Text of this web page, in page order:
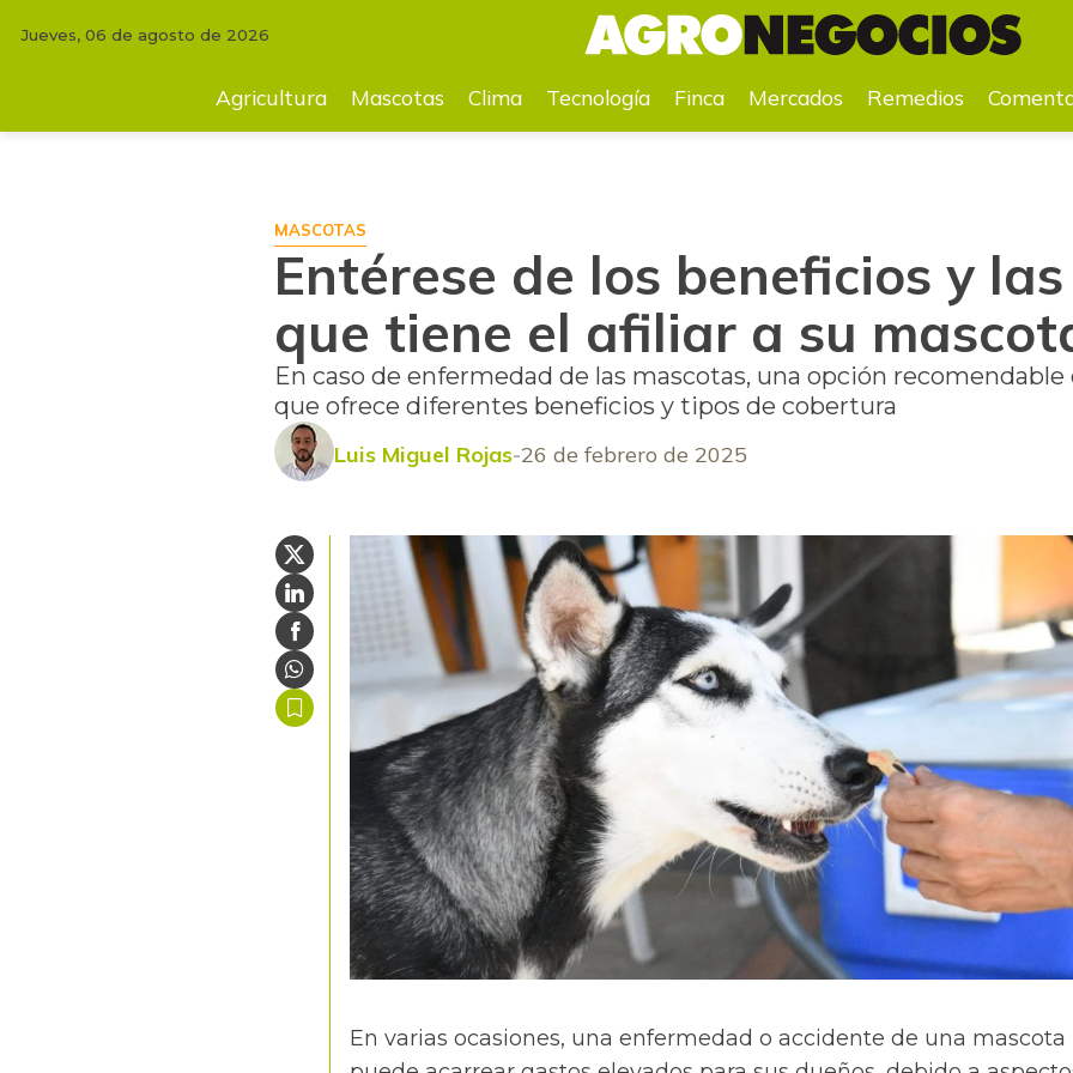
Entérese de los beneficios y las ventajas que tiene el afiliar a su mascota a la EPS
Jueves, 06 de agosto de 2026
Agricultura Mascotas Clima Tecnología Finca Mercados Remedios
MASCOTAS
Entérese de los beneficios y
que tiene el afiliar a su
En caso de enfermedad de las mascotas, una opción recomendable
que ofrece diferentes beneficios y tipos de cobertura
Luis Miguel Rojas 26 de febrero de 2025
En varias ocasiones, una enfermedad o accidente de una mascota